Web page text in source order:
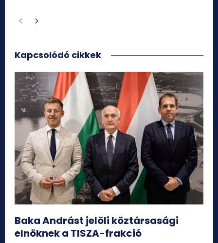
Kapcsolódó cikkek
Baka Andrást jelöli köztársasági
elnöknek a TISZA-frakció